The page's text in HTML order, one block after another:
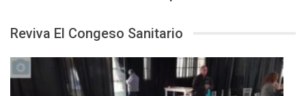
Reviva El Congeso Sanitario